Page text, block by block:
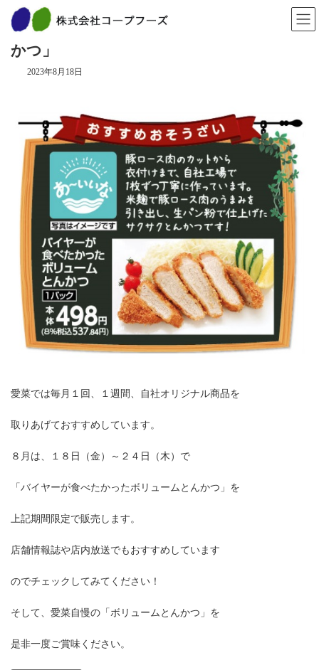
８月の期間限定おすすめ「ボリュームとん
かつ」
2023年8月18日
愛菜では毎月１回、１週間、自社オリジナル商品を
取りあげておすすめしています。
８月は、１８日（金）～２４日（木）で
「バイヤーが食べたかったボリュームとんかつ」を
上記期間限定で販売します。
店舗情報誌や店内放送でもおすすめしています
のでチェックしてみてください！
そして、愛菜自慢の「ボリュームとんかつ」を
是非一度ご賞味ください。